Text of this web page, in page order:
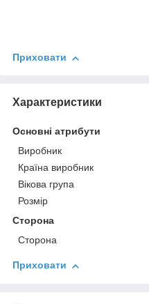
Приховати
Характеристики
Основні атрибути
Виробник
Країна виробник
Вікова група
Розмір
Сторона
Сторона
Приховати